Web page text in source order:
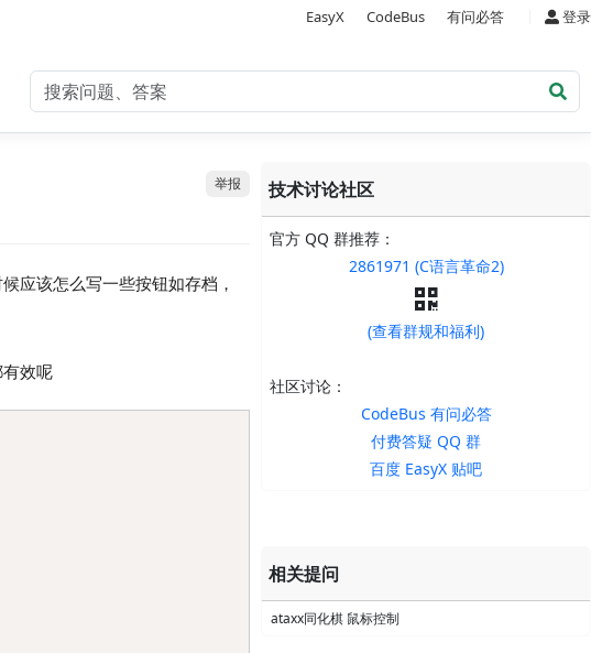
EasyX CodeBus 有问必答 登录
举报
应该怎么写一些按钮如存档，
效呢
技术讨论社区
官方 QQ 群推荐：
2861971 (C语言革命2)
(查看群规和福利)
社区讨论：
CodeBus 有问必答
付费答疑 QQ 群
百度 EasyX 贴吧
相关提问
ataxx同化棋 鼠标控制